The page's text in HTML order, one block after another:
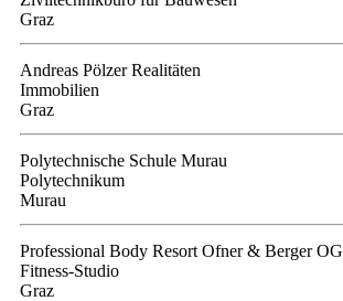
Graz
Andreas Pölzer Realitäten
Immobilien
Graz
Polytechnische Schule Murau
Polytechnikum
Murau
Professional Body Resort Ofner & Berger OG
Fitness-Studio
Graz